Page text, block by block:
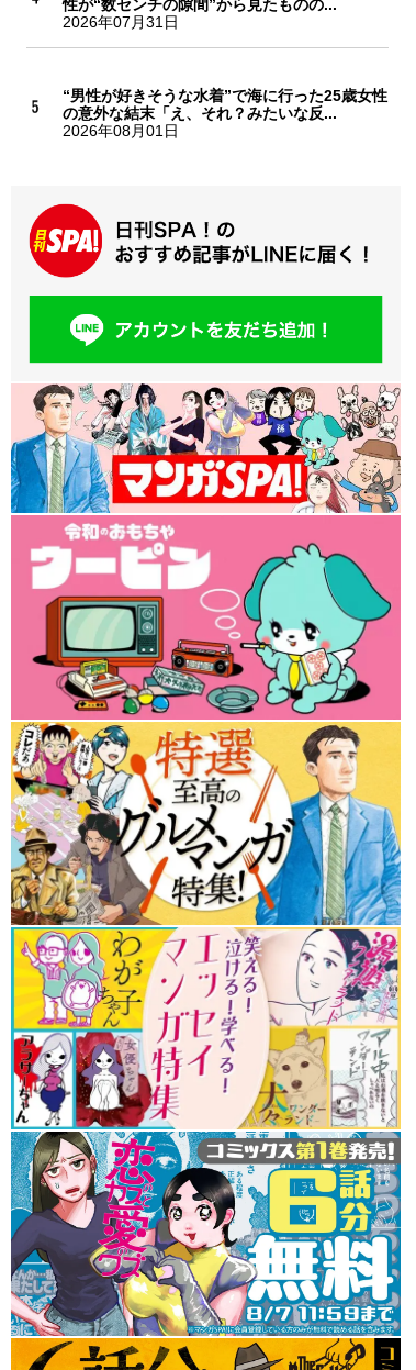
性が“数センチの隙間”から見たものの...
2026年07月31日
“男性が好きそうな水着”で海に行った25歳女性
の意外な結末「え、それ？みたいな反...
2026年08月01日